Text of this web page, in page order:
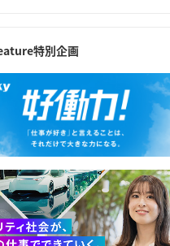
特別企画